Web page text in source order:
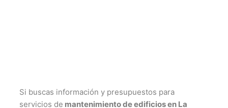
Si buscas información y presupuestos para
servicios de mantenimiento de edificios en La